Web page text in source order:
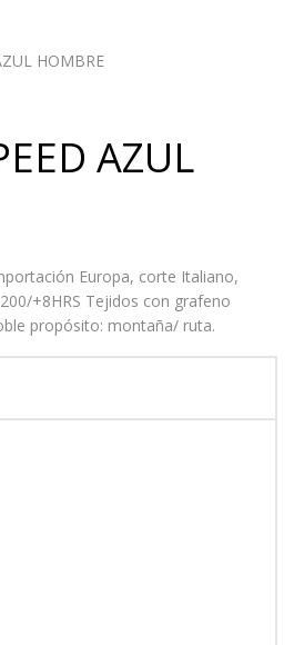
HOMBRE
AZUL
Europa, corte Italiano,
+8HRS Tejidos con grafeno
propósito: montaña/ ruta.